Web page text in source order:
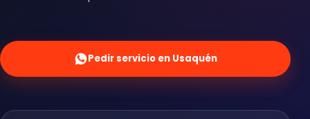
Pedir servicio en Usaquén